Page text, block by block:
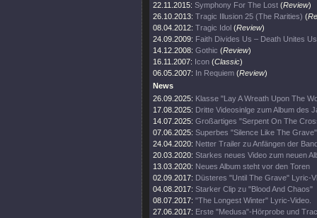
22.11.2015: Symphony For The Lost (Review)
26.10.2013: Tragic Illusion 25 (The Rarities) (
08.04.2012: Tragic Idol (Review)
24.09.2009: Faith Divides Us – Death Unites Us
14.12.2008: Gothic (Review)
16.11.2007: Icon (Classic)
06.05.2007: In Requiem (Review)
News
26.09.2025: Klasse "Lay A Wreath Upon The
17.08.2025: Dritte Videosinlge zum Album des
14.07.2025: Großartiges "Serpent On The
07.06.2025: Superbes "Silence Like The
24.04.2020: Netter Trailer zu Anfängen der
20.03.2020: Starkes neues Video zum neuen
13.03.2020: Neues Album steht vor den Toren
02.09.2017: Düsteres "Until The Grave" Lyric-
04.08.2017: Starker Clip zu "Blood And Chaos"
08.07.2017: "The Longest Winter" Lyric-Video.
27.06.2017: Erste "Medusa"-Hörprobe und